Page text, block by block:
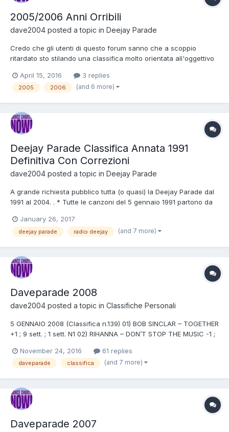
2005/2006 Anni Orribili
dave2004 posted a topic in Deejay Parade
Credo che gli utenti di questo forum sanno che a scoppio
ritardato sto stilando una classifica molto orientata all'oggettivo
tuttavia non intaccano l'obiettività della classifica. Sono arrivato
al 18 marzo 2006 e con canzoni così insipid...
April 15, 2016 3 replies
2005 2006 (and 6 more)
Deejay Parade Classifica Annata 1991
Definitiva Con Correzioni
dave2004 posted a topic in Deejay Parade
A grande richiesta pubblico tutta (o quasi) la Deejay Parade dal
1991 al 2004. . * Tutte le canzoni del 5 gennaio 1991 partono da
pervenute. * La classifica del 5 gennaio 1991 non avrà né nuova
entrata né canzone out perché le annate dal 19...
January 26, 2017
deejay parade radio deejay (and 7 more)
Daveparade 2008
dave2004 posted a topic in Classifiche Personali
5 GENNAIO 2008 (Classifica n.139) 01) BOB SINCLAR – TOGETHER
+1 ; 9 sett. ; 1 sett. N1 02) RIHANNA – DON’T STOP THE MUSIC -1 ;
04) DEADMAU5 – NOT EXACTLY = ; 8 sett. 05) SEAN KINGSTON –
BEAUTIFUL GIRL (ALBUM VERSION) +2 ; 16 se...
November 24, 2016 61 replies
daveparade classifica (and 7 more)
Daveparade 2007